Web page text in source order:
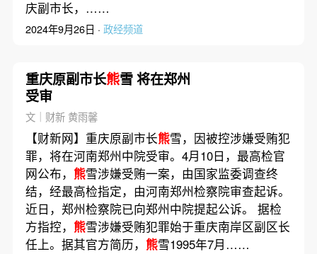
庆副市长，……
2024年9月26日 · 政经频道
重庆原副市长熊雪 将在郑州
受审
文｜财新 黄雨馨
【财新网】重庆原副市长熊雪，因被控涉嫌受贿犯
罪，将在河南郑州中院受审。4月10日，最高检官
网公布， 熊雪涉嫌受贿一案，由国家监委调查终
结，经最高检指定，由河南郑州检察院审查起诉。
近日，郑州检察院已向郑州中院提起公诉。 据检
方指控， 熊雪涉嫌受贿犯罪始于重庆南岸区副区长
任上。据其官方简历， 熊雪1995年7月……